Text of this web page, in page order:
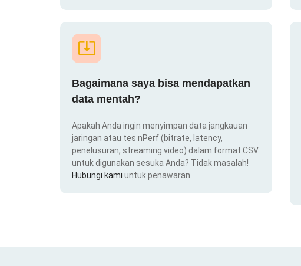
Bagaimana saya bisa mendapatkan
data mentah?
Apakah Anda ingin menyimpan data jangkauan
jaringan atau tes nPerf (bitrate, latency,
penelusuran, streaming video) dalam format CSV
untuk digunakan sesuka Anda? Tidak masalah!
Hubungi kami untuk penawaran.